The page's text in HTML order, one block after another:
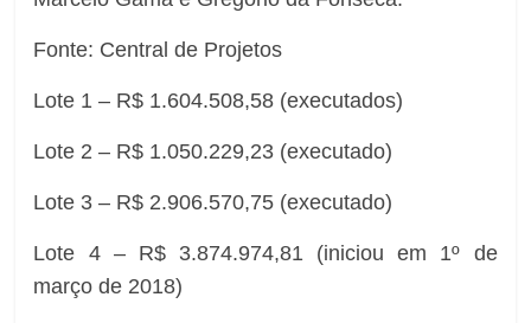
Fonte: Central de Projetos
Lote 1 – R$ 1.604.508,58 (executados)
Lote 2 – R$ 1.050.229,23 (executado)
Lote 3 – R$ 2.906.570,75 (executado)
Lote 4 – R$ 3.874.974,81 (iniciou em 1º de
março de 2018)